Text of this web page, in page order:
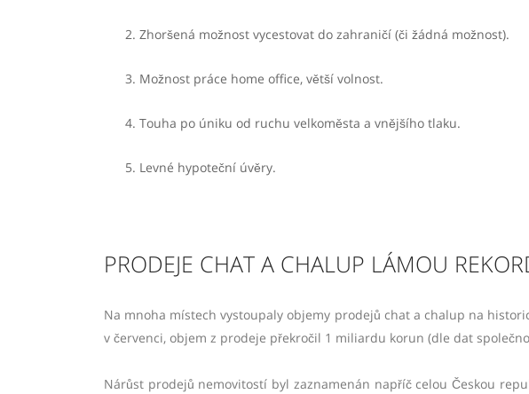
Zhoršená možnost vycestovat do zahraničí (či žádná možnost).
Možnost práce home office, větší volnost.
Touha po úniku od ruchu velkoměsta a vnějšího tlaku.
Levné hypoteční úvěry.
PRODEJE CHAT A CHALUP LÁMOU
Na mnoha místech vystoupaly objemy prodejů chat a chalup na
v červenci, objem z prodeje překročil 1 miliardu korun (dle dat
Nárůst prodejů nemovitostí byl zaznamenán napříč celou Českou